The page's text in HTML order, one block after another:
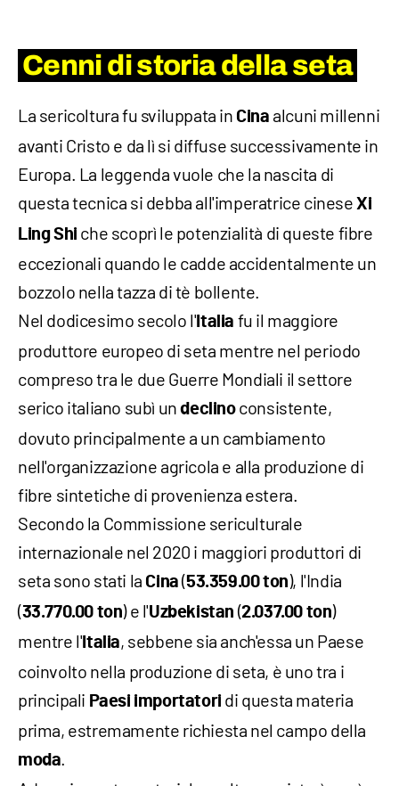
Cenni di storia della seta
La sericoltura fu sviluppata in Cina alcuni millenni
avanti Cristo e da lì si diffuse successivamente in
Europa. La leggenda vuole che la nascita di
questa tecnica si debba all'imperatrice cineseXi
Ling Shi che scoprì le potenzialità di queste fibre
eccezionali quando le cadde accidentalmente un
bozzolo nella tazza di tè bollente.
Nel dodicesimo secolo l' Italia fu il maggiore
produttore europeo di seta mentre nel periodo
compreso tra le due Guerre Mondiali il settore
serico italiano subì undeclinoconsistente,
dovuto principalmente a un cambiamento
nell'organizzazione agricola e alla produzione di
fibre sintetiche di provenienza estera.
Secondo la Commissione sericulturale
internazionale nel 2020 i maggiori produttori di
seta sono stati la Cina (53.359.00 ton), l'India
(33.770.00 ton) e l'Uzbekistan (2.037.00 ton)
mentre l' Italia, sebbene sia anch'essa un Paese
coinvolto nella produzione di seta, è uno tra i
principali Paesi importatori di questa materia
prima, estremamente richiesta nel campo della
moda.